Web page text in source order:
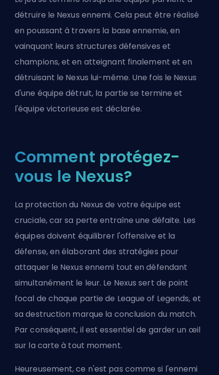
détruire le Nexus ennemi. Cela peut être réalisé
en poussant à travers la base ennemie, en
vainquant leurs structures défensives et
champions, et en atteignant finalement et en
détruisant le Nexus lui-même. Une fois le Nexus
d'une équipe détruit, la partie se termine et
l'équipe victorieuse est déclarée.
Comment protégez-
vous le Nexus?
La protection du Nexus de votre équipe est
cruciale, car sa perte entraîne une défaite. Les
équipes doivent équilibrer l'offensive et la
défense, en élaborant des stratégies pour
attaquer le Nexus ennemi tout en défendant
simultanément le leur. Le Nexus sert de point
focal de chaque partie de League of Legends, et
sa destruction marque la conclusion du match.
Par conséquent, il est essentiel de garder un œil
sur la carte à tout moment.
Heureusement, ce n'est pas comme si l'ennemi